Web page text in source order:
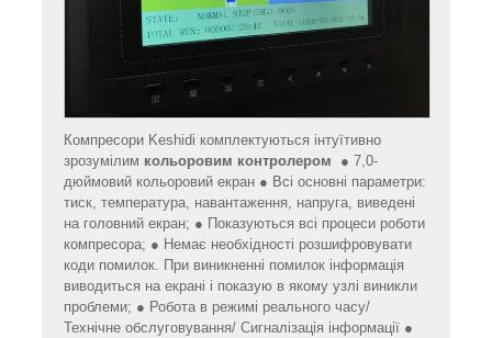
Компресори Keshidi комплектуються інтуїтивно
зрозумілим кольоровим контролером ● 7,0-
дюймовий кольоровий екран ● Всі основні параметри:
тиск, температура, навантаження, напруга, виведені
на головний екран; ● Показуються всі процеси роботи
компресора; ● Немає необхідності розшифровувати
коди помилок. При виникненні помилок інформація
виводиться на екрані і показую в якому узлі виникли
проблеми; ● Робота в режимі реального часу/
Технічне обслуговування/ Сигналізація інформації ●